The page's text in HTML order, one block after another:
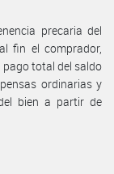
precaria del
fin el comprador,
pago total del saldo
ordinarias y
bien a partir de